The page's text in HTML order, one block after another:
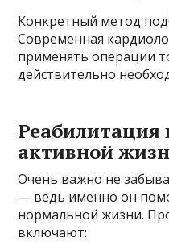
Конкретный метод
Современная
применять операции
действительно
Реабилитация
активной
Очень важно не
— ведь именно он
нормальной жизни.
включают: